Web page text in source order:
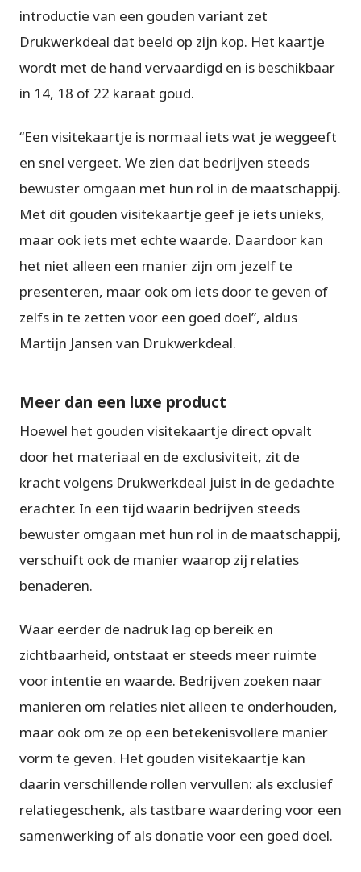
introductie van een gouden variant zet
Drukwerkdeal dat beeld op zijn kop. Het kaartje
wordt met de hand vervaardigd en is beschikbaar
in 14, 18 of 22 karaat goud.
“Een visitekaartje is normaal iets wat je weggeeft
en snel vergeet. We zien dat bedrijven steeds
bewuster omgaan met hun rol in de maatschappij.
Met dit gouden visitekaartje geef je iets unieks,
maar ook iets met echte waarde. Daardoor kan
het niet alleen een manier zijn om jezelf te
presenteren, maar ook om iets door te geven of
zelfs in te zetten voor een goed doel”, aldus
Martijn Jansen van Drukwerkdeal.
Meer dan een luxe product
Hoewel het gouden visitekaartje direct opvalt
door het materiaal en de exclusiviteit, zit de
kracht volgens Drukwerkdeal juist in de gedachte
erachter. In een tijd waarin bedrijven steeds
bewuster omgaan met hun rol in de maatschappij,
verschuift ook de manier waarop zij relaties
benaderen.
Waar eerder de nadruk lag op bereik en
zichtbaarheid, ontstaat er steeds meer ruimte
voor intentie en waarde. Bedrijven zoeken naar
manieren om relaties niet alleen te onderhouden,
maar ook om ze op een betekenisvollere manier
vorm te geven. Het gouden visitekaartje kan
daarin verschillende rollen vervullen: als exclusief
relatiegeschenk, als tastbare waardering voor een
samenwerking of als donatie voor een goed doel.